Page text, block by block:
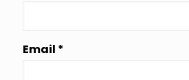
Email *